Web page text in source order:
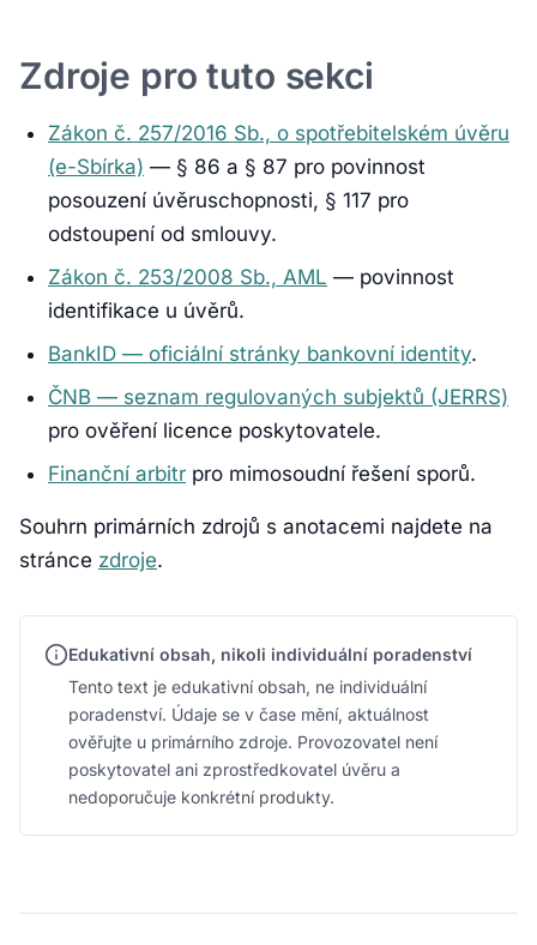
Zdroje pro tuto sekci
Zákon č. 257/2016 Sb., o spotřebitelském úvěru
(e-Sbírka) — § 86 a § 87 pro povinnost
posouzení úvěruschopnosti, § 117 pro
odstoupení od smlouvy.
Zákon č. 253/2008 Sb., AML — povinnost
identifikace u úvěrů.
BankID — oficiální stránky bankovní identity.
ČNB — seznam regulovaných subjektů (JERRS)
pro ověření licence poskytovatele.
Finanční arbitr pro mimosoudní řešení sporů.
Souhrn primárních zdrojů s anotacemi najdete na
stránce zdroje.
Edukativní obsah, nikoli individuální poradenství
Tento text je edukativní obsah, ne individuální
poradenství. Údaje se v čase mění, aktuálnost
ověřujte u primárního zdroje. Provozovatel není
poskytovatel ani zprostředkovatel úvěru a
nedoporučuje konkrétní produkty.